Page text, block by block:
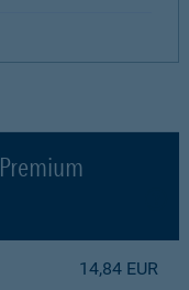
Premium
14,84 EUR